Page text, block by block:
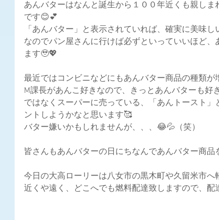
あんバターはなんと誕生から１００年近くも親し
です😊💕
「あんバター」と表示されていれば、確実に美味
なのでパン屋さんに行けば必ずといっていいほど
ます🥹💖
最近ではコンビニなどにもあんバター商品の種類が
M課長があんこ好きなので、きっとあんバターも好
ではなくスーパーに売っている、「あんトースト
ントしようかなと思います🥰
バター嫌いかもしれませんが、、、😂💦（笑）
皆さんもあんバターの日にちなんであんバター商品
今日の大高ローリーは八女市の黒木町や久留米市へ
近くや遠く、どこへでも燃料配達致しますので、配